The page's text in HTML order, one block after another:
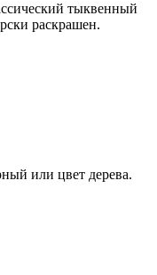
тыквенный
раскрашен.
или цвет дерева.